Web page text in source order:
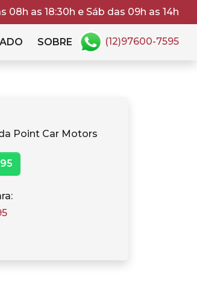
08h as 18:30h e Sáb das 09h as 14h
SOBRE (12)97600-7595
Point Car Motors